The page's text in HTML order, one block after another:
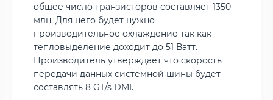
общее число транзисторов составляет 1350
млн. Для него будет нужно
производительное охлаждение так как
тепловыделение доходит до 51 Ватт.
Производитель утверждает что скорость
передачи данных системной шины будет
составлять 8 GT/s DMI.